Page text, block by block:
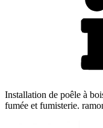
Installation de poêle à
fumée et fumisterie.